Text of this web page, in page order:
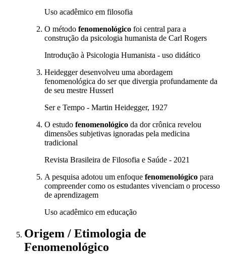
Uso acadêmico em filosofia
O método fenomenológico foi central para a
construção da psicologia humanista de Carl Rogers
Introdução à Psicologia Humanista - uso didático
Heidegger desenvolveu uma abordagem
fenomenológica do ser que divergia profundamente da
de seu mestre Husserl
Ser e Tempo - Martin Heidegger, 1927
O estudo fenomenológico da dor crônica revelou
dimensões subjetivas ignoradas pela medicina
tradicional
Revista Brasileira de Filosofia e Saúde - 2021
A pesquisa adotou um enfoque fenomenológico para
compreender como os estudantes vivenciam o processo
de aprendizagem
Uso acadêmico em educação
Origem / Etimologia de
Fenomenológico